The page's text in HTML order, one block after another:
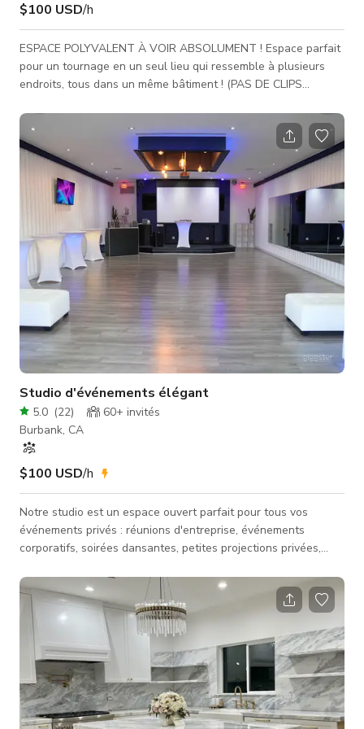
$100 USD/h
ESPACE POLYVALENT À VOIR ABSOLUMENT ! Espace parfait
pour un tournage en un seul lieu qui ressemble à plusieurs
endroits, tous dans un même bâtiment ! (PAS DE CLIPS
les sessions de casting et les réunions de pré-production. La
cuisine est parfaite pour filmer. Plusieurs de nos salles ont un
style très rétro. Notre bâtiment comprend un espace religieux
et des salles d'environ 7 000 pieds carrés. Espace à voir
absolument ! Emplacem
Studio d'événements élégant
5.0 (22) 60+ invités
Burbank, CA
$100 USD/h
Notre studio est un espace ouvert parfait pour tous vos
événements privés : réunions d'entreprise, événements
corporatifs, soirées dansantes, petites projections privées,
répétitions, cours de yoga, pilates, cours de fitness dansant.
Le studio dispose d'un éclairage exceptionnel avec options de
gradation ainsi que des options d'éclairage LED. Notre studio
apporte une touche élégante à tous vos événements, photos
et enregistreme